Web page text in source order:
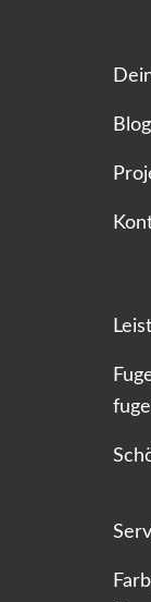
Blog